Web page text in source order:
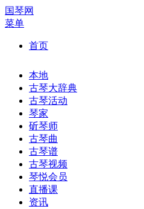
国琴网
菜单
首页
本地
古琴大辞典
古琴活动
琴家
斫琴师
古琴曲
古琴谱
古琴视频
琴悦会员
直播课
资讯